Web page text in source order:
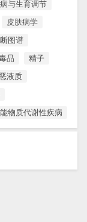
与生育调节
皮肤病学
图谱
品
精子
液质
物质代谢性疾病